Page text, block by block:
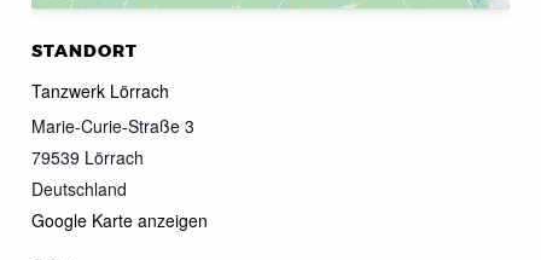
STANDORT
Tanzwerk Lörrach
Marie-Curie-Straße 3
79539 Lörrach
Deutschland
Google Karte anzeigen